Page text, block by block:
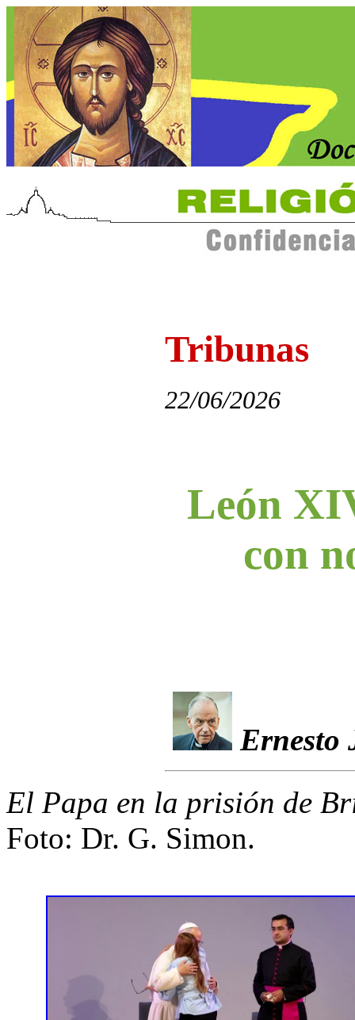
Tribunas
22/06/2026
León
con
Ernesto
El Papa en la prisión de
Foto: Dr. G. Simon.